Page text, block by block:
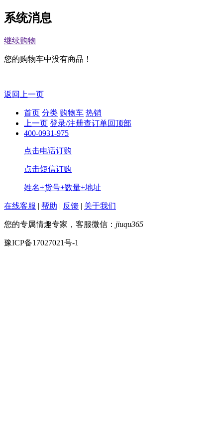
系统消息
继续购物
您的购物车中没有商品！
返回上一页
首页 分类 购物车 热销
上一页 登录/注册查订单回顶部
400-0931-975
点击电话订购
点击短信订购
姓名+货号+数量+地址
在线客服 | 帮助 | 反馈 | 关于我们
您的专属情趣专家，客服微信： jiuqu365
豫ICP备17027021号-1